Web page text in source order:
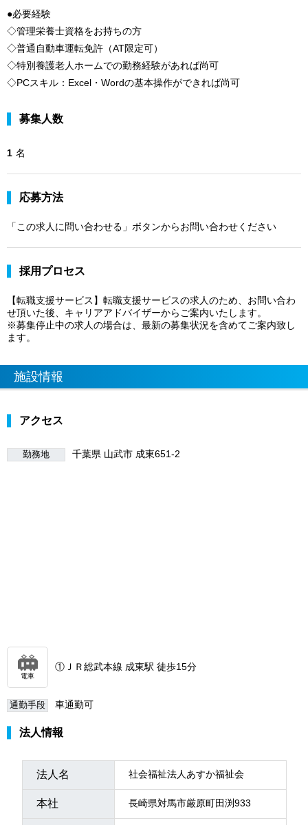
●必要経験
◇管理栄養士資格をお持ちの方
◇普通自動車運転免許（AT限定可）
◇特別養護老人ホームでの勤務経験があれば尚可
◇PCスキル：Excel・Wordの基本操作ができれば尚可
募集人数
1 名
応募方法
「この求人に問い合わせる」ボタンからお問い合わせください
採用プロセス
【転職支援サービス】転職支援サービスの求人のため、お問い合わ
せ頂いた後、キャリアアドバイザーからご案内いたします。
※募集停止中の求人の場合は、最新の募集状況を含めてご案内致し
ます。
施設情報
アクセス
勤務地 千葉県 山武市 成東651-2
電車
①ＪＲ総武本線 成東駅 徒歩15分
通勤手段 車通勤可
法人情報
法人名 社会福祉法人あすか福祉会
本社 長崎県対馬市厳原町田渕933